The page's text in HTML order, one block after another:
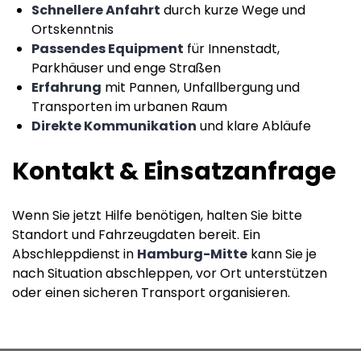
Schnellere Anfahrt durch kurze Wege und
Ortskenntnis
Passendes Equipment für Innenstadt,
Parkhäuser und enge Straßen
Erfahrung mit Pannen, Unfallbergung und
Transporten im urbanen Raum
Direkte Kommunikation und klare Abläufe
Kontakt & Einsatzanfrage
Wenn Sie jetzt Hilfe benötigen, halten Sie bitte
Standort und Fahrzeugdaten bereit. Ein
Abschleppdienst in Hamburg-Mitte kann Sie je
nach Situation abschleppen, vor Ort unterstützen
oder einen sicheren Transport organisieren.